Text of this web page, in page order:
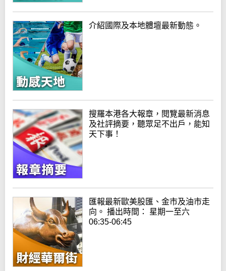
介紹國際及本地體壇最新動態。
搜羅本港各大報章，閱覽最新消息
及社評摘要，聽眾足不出戶，能知
天下事！
匯報最新歐美股匯、金市及油市走
向。 播出時間： 星期一至六
06:35-06:45